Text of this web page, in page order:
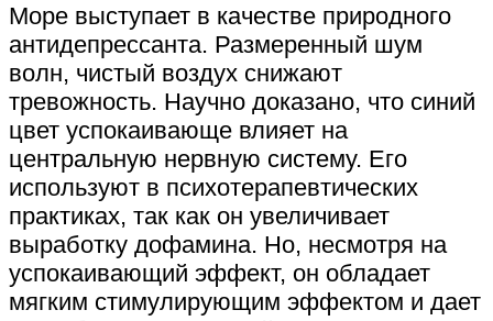
Море выступает в качестве природного
антидепрессанта. Размеренный шум
волн, чистый воздух снижают
тревожность. Научно доказано, что синий
цвет успокаивающе влияет на
центральную нервную систему. Его
используют в психотерапевтических
практиках, так как он увеличивает
выработку дофамина. Но, несмотря на
успокаивающий эффект, он обладает
мягким стимулирующим эффектом и дает